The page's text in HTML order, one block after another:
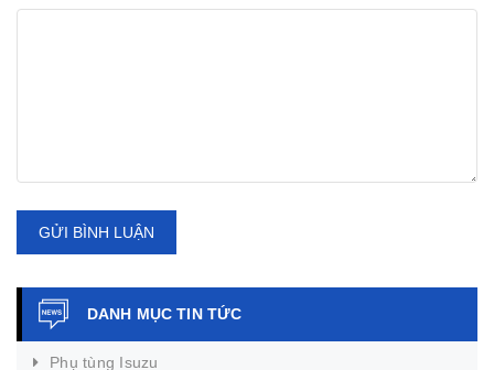
GỬI BÌNH LUẬN
DANH MỤC TIN TỨC
Phụ tùng Isuzu